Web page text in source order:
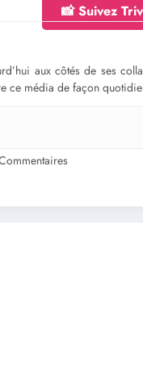
📸 Suivez
aux côtés de ses
ce média de façon